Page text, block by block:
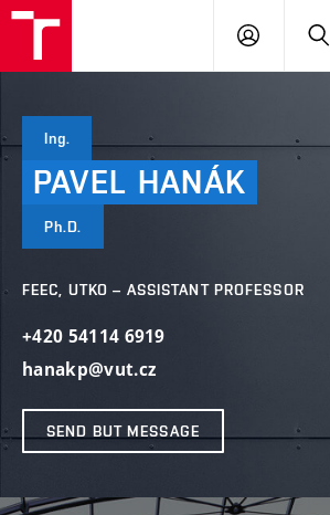
LOG
Ing.
PAVEL HANÁK
Ph.D.
FEEC, UTKO – ASSISTANT PROFESSOR
+420 54114 6919
hanakp@vut.cz
SEND BUT MESSAGE